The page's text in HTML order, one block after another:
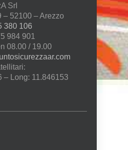
Srl
– 52100 – Arezzo
380 106
984 901
08.00 / 19.00
– Long: 11.846153